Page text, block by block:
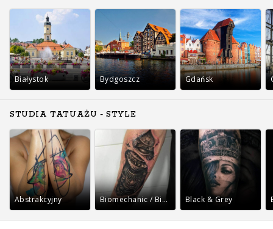
Białystok Bydgoszcz Gdańsk
STUDIA TATUAŻU - STYLE
Abstrakcyjny Biomechanic / Bio-organic Black & Grey